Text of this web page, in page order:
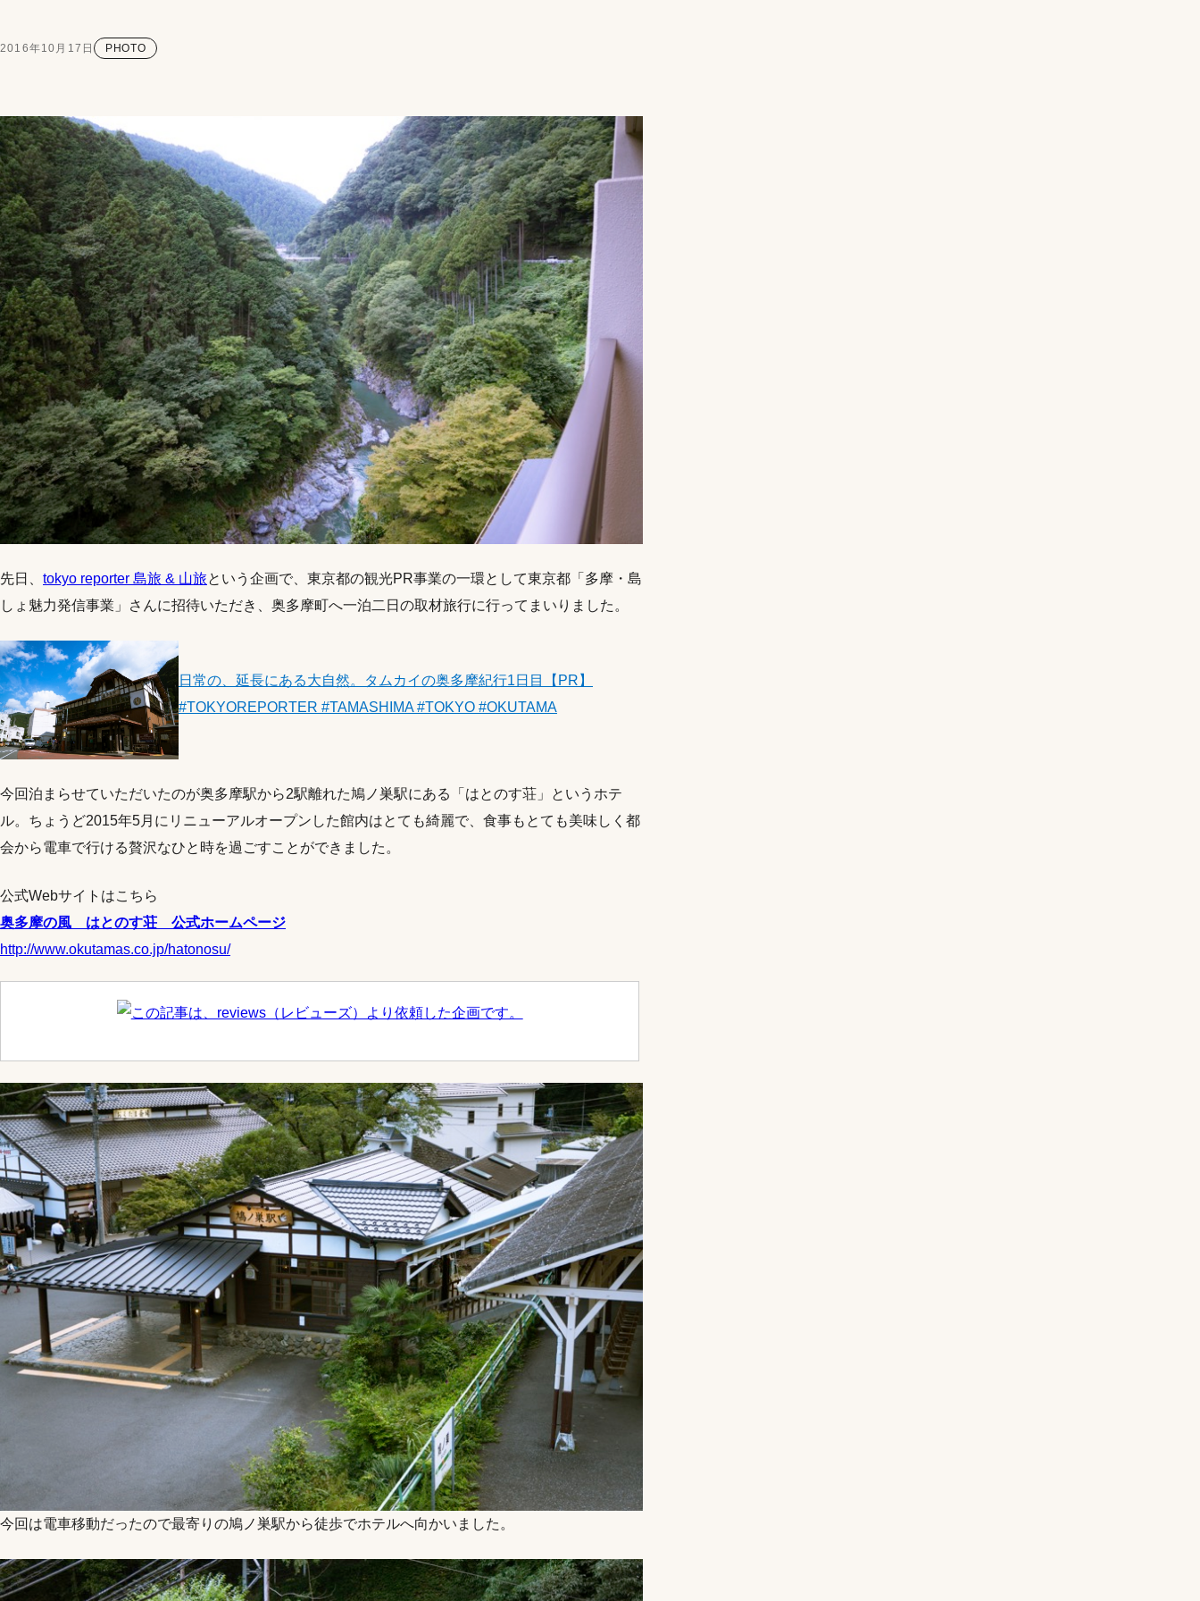
2016年10月17日 PHOTO
先日、 tokyo reporter 島旅 & 山旅という企画で、東京都の観光PR事業の一環として東京都「多摩・島
しょ魅力発信事業」さんに招待いただき、奥多摩町へ一泊二日の取材旅行に行ってまいりました。
日常の、延長にある大自然。タムカイの奥多摩紀行1日目【PR】
#TOKYOREPORTER #TAMASHIMA #TOKYO #OKUTAMA
今回泊まらせていただいたのが奥多摩駅から2駅離れた鳩ノ巣駅にある「はとのす荘」というホテ
ル。ちょうど2015年5月にリニューアルオープンした館内はとても綺麗で、食事もとても美味しく都
会から電車で行ける贅沢なひと時を過ごすことができました。
公式Webサイトはこちら
奥多摩の風 はとのす荘 公式ホームページ
http://www.okutamas.co.jp/hatonosu/
今回は電車移動だったので最寄りの鳩ノ巣駅から徒歩でホテルへ向かいました。